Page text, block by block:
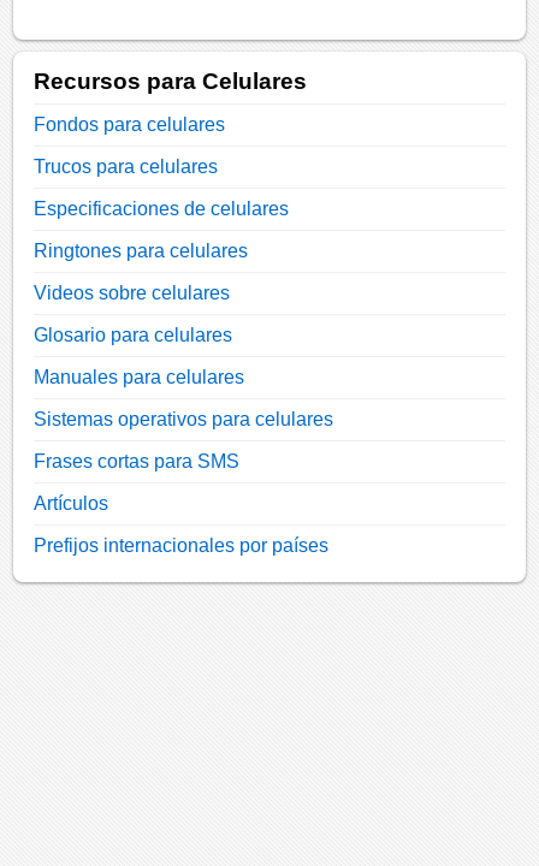
Recursos para Celulares
Fondos para celulares
Trucos para celulares
Especificaciones de celulares
Ringtones para celulares
Videos sobre celulares
Glosario para celulares
Manuales para celulares
Sistemas operativos para celulares
Frases cortas para SMS
Artículos
Prefijos internacionales por países